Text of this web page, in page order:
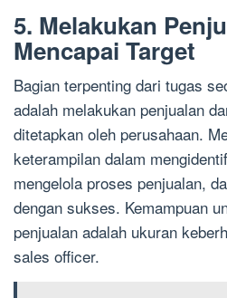
5. Melakukan
Mencapai Target
Bagian terpenting dari tugas
adalah melakukan penjualan
ditetapkan oleh perusahaan.
keterampilan dalam
mengelola proses penjualan,
dengan sukses. Kemampuan
penjualan adalah ukuran
sales officer.